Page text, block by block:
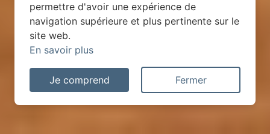
permettre d'avoir une expérience de
navigation supérieure et plus pertinente sur le
site web.
En savoir plus
Je comprend Fermer